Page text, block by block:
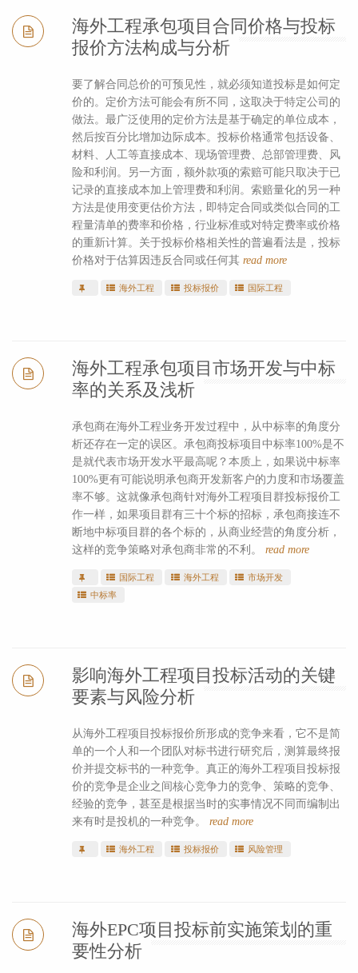
海外工程承包项目合同价格与投标
报价方法构成与分析
要了解合同总价的可预见性，就必须知道投标是如何定
价的。定价方法可能会有所不同，这取决于特定公司的
做法。最广泛使用的定价方法是基于确定的单位成本，
然后按百分比增加边际成本。投标价格通常包括设备、
材料、人工等直接成本、现场管理费、总部管理费、风
险和利润。另一方面，额外款项的索赔可能只取决于已
记录的直接成本加上管理费和利润。索赔量化的另一种
方法是使用变更估价方法，即特定合同或类似合同的工
程量清单的费率和价格，行业标准或对特定费率或价格
的重新计算。关于投标价格相关性的普遍看法是，投标
价格对于估算因违反合同或任何其 read more
海外工程 投标报价 国际工程
海外工程承包项目市场开发与中标
率的关系及浅析
承包商在海外工程业务开发过程中，从中标率的角度分
析还存在一定的误区。承包商投标项目中标率100%是不
是就代表市场开发水平最高呢？本质上，如果说中标率
100%更有可能说明承包商开发新客户的力度和市场覆盖
率不够。这就像承包商针对海外工程项目群投标报价工
作一样，如果项目群有三十个标的招标，承包商接连不
断地中标项目群的各个标的，从商业经营的角度分析，
这样的竞争策略对承包商非常的不利。 read more
国际工程 海外工程
市场开发
中标率
影响海外工程项目投标活动的关键
要素与风险分析
从海外工程项目投标报价所形成的竞争来看，它不是简
单的一个人和一个团队对标书进行研究后，测算最终报
价并提交标书的一种竞争。真正的海外工程项目投标报
价的竞争是企业之间核心竞争力的竞争、策略的竞争、
经验的竞争，甚至是根据当时的实事情况不同而编制出
来有时是投机的一种竞争。 read more
海外工程 投标报价 风险管理
海外EPC项目投标前实施策划的重
要性分析